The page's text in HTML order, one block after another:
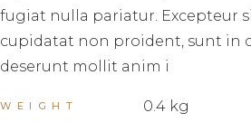
fugiat nulla pariatur. Excepteur
cupidatat non proident, sunt in
deserunt mollit anim i
WEIGHT 0.4 kg